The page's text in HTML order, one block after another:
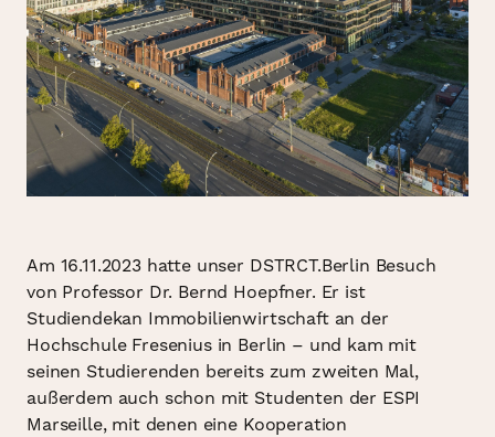
Am 16.11.2023 hatte unser DSTRCT.Berlin Besuch
von Professor Dr. Bernd Hoepfner. Er ist
Studiendekan Immobilienwirtschaft an der
Hochschule Fresenius in Berlin – und kam mit
seinen Studierenden bereits zum zweiten Mal,
außerdem auch schon mit Studenten der ESPI
Marseille, mit denen eine Kooperation